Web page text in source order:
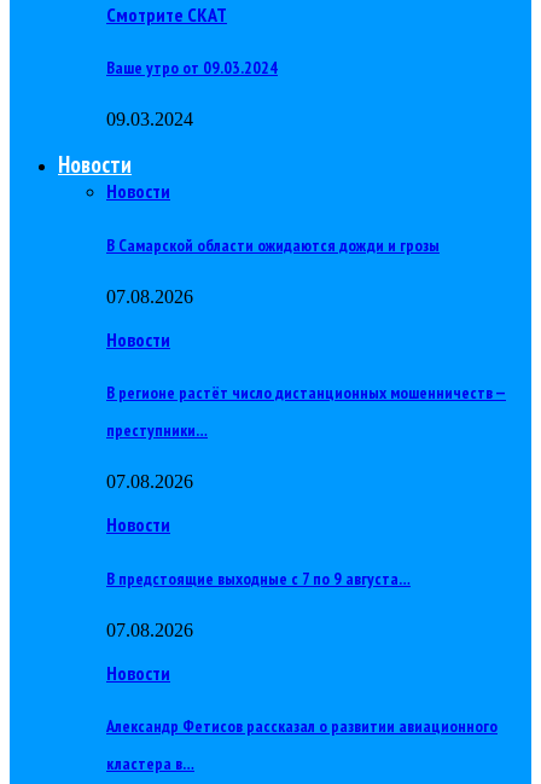
Смотрите СКАТ
Ваше утро от 09.03.2024
09.03.2024
Новости
Новости
В Самарской области ожидаются дожди и грозы
07.08.2026
Новости
В регионе растёт число дистанционных мошенничеств —
преступники…
07.08.2026
Новости
В предстоящие выходные с 7 по 9 августа…
07.08.2026
Новости
Александр Фетисов рассказал о развитии авиационного
кластера в…